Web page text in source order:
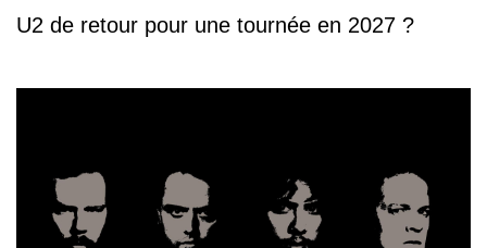
U2 de retour pour une tournée en 2027 ?